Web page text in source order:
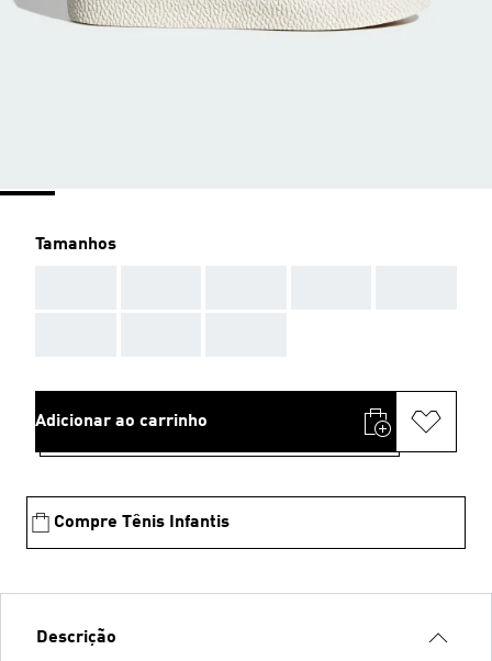
Tamanhos
Adicionar ao carrinho
Compre Tênis Infantis
Descrição